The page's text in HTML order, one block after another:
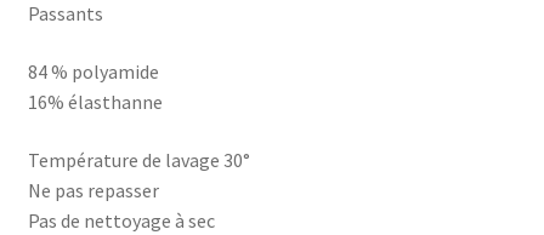
Passants
84 % polyamide
16% élasthanne
Température de lavage 30°
Ne pas repasser
Pas de nettoyage à sec